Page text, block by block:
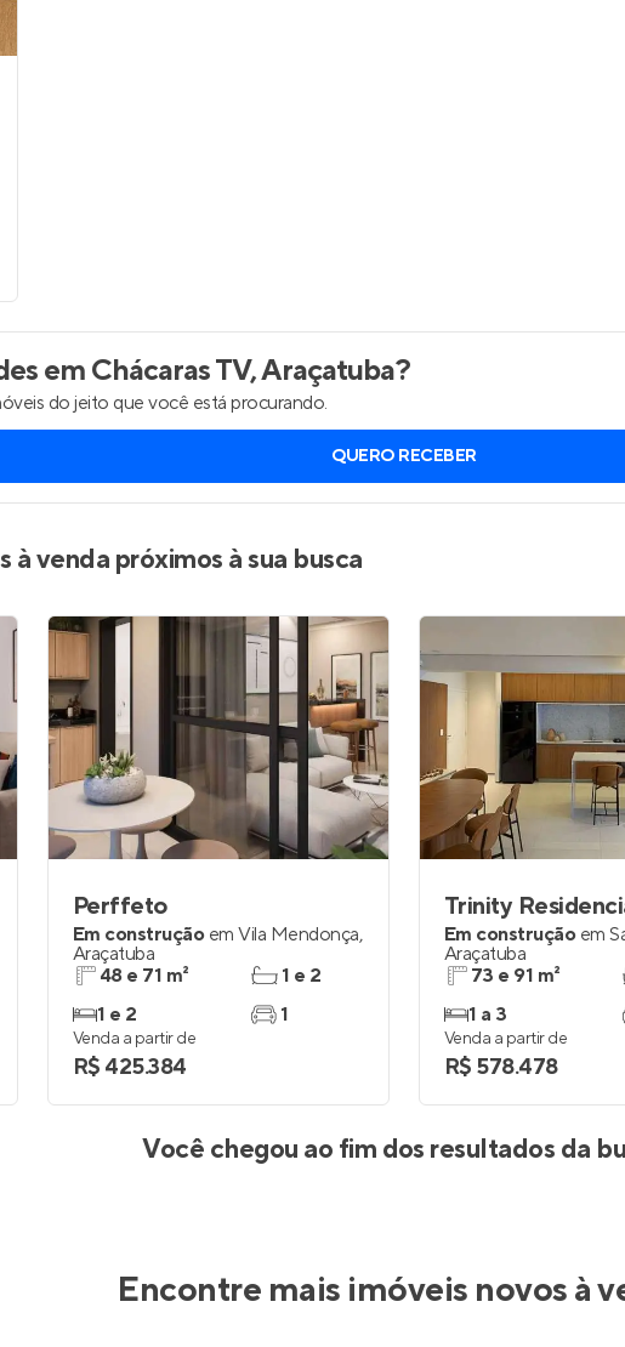
em Chácaras TV, Araçatuba?
do jeito que você está procurando.
QUERO RECEBER
venda próximos à sua busca
Perffeto
Em construção em Vila Mendonça,
Araçatuba
48 e 71 m²
1 e 2
1 e 2
1
Venda a partir de
R$ 425.384
Trinity
Em construção em
Araçatuba
73 e 91 m²
1 a 3
Venda a partir de
R$ 578.478
Você chegou ao fim dos resultados da
Encontre mais imóveis novos à